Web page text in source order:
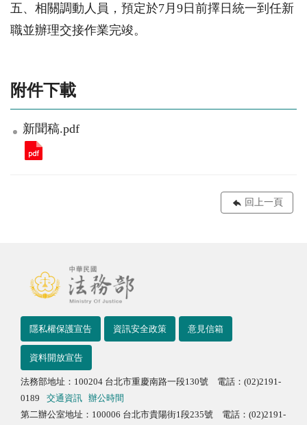
五、相關調動人員，預定於7 月 9日前擇日統一到任新
職並辦理交接作業完竣。
附件下載
新聞稿.pdf
回上一頁
隱私權保護宣告 資訊安全政策 意見信箱
資料開放宣告
法務部地址：100204 台北市重慶南路一段130號 電話：(02)2191-
0189
交通資訊
辦公時間
第二辦公室地址：100006 台北市貴陽街1段235號 電話：(02)2191-